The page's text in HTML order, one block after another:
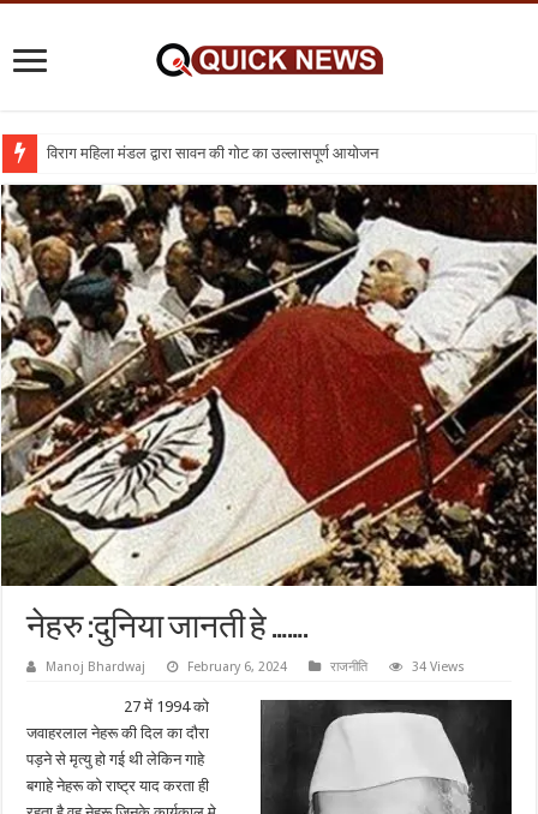
विराग महिला मंडल द्वारा सावन की गोट का उल्लासपूर्ण आयोजन
शिक्षा का व्यवसायीकरण क्यों : तो क्या निजी विद्यालय बंद कर दिए जाए
नेहरु :दुनिया जानती हे …….
Manoj Bhardwaj February 6, 2024 राजनीति 34 Views
27 में 1994 को
जवाहरलाल नेहरू की दिल का दौरा
पड़ने से मृत्यु हो गई थी लेकिन गाहे
बगाहे नेहरू को राष्ट्र याद करता ही